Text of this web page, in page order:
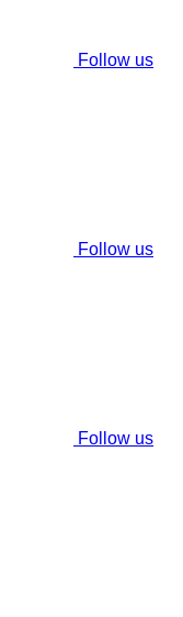
Follow us
Follow us
Follow us